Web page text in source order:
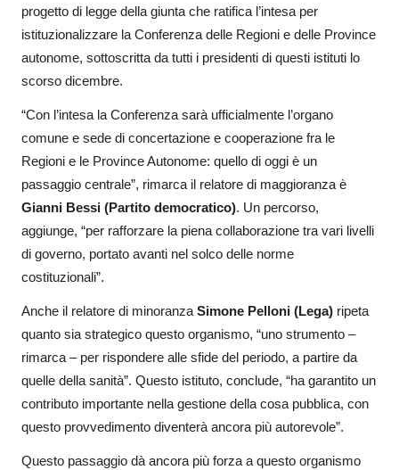
progetto di legge della giunta che ratifica l’intesa per
istituzionalizzare la Conferenza delle Regioni e delle Province
autonome, sottoscritta da tutti i presidenti di questi istituti lo
scorso dicembre.
“Con l’intesa la Conferenza sarà ufficialmente l’organo
comune e sede di concertazione e cooperazione fra le
Regioni e le Province Autonome: quello di oggi è un
passaggio centrale”, rimarca il relatore di maggioranza è
Gianni Bessi (Partito democratico). Un percorso,
aggiunge, “per rafforzare la piena collaborazione tra vari livelli
di governo, portato avanti nel solco delle norme
costituzionali”.
Anche il relatore di minoranza Simone Pelloni (Lega) ripeta
quanto sia strategico questo organismo, “uno strumento –
rimarca – per rispondere alle sfide del periodo, a partire da
quelle della sanità”. Questo istituto, conclude, “ha garantito un
contributo importante nella gestione della cosa pubblica, con
questo provvedimento diventerà ancora più autorevole”.
Questo passaggio dà ancora più forza a questo organismo